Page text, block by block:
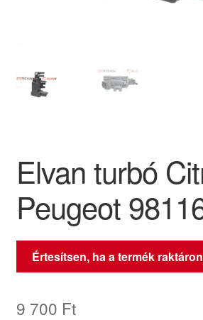
Saját fiókom
Szállítás világszerte
Szekér
Elvan turbó
Peugeot
Értesítsen, ha a termék
9 700 Ft